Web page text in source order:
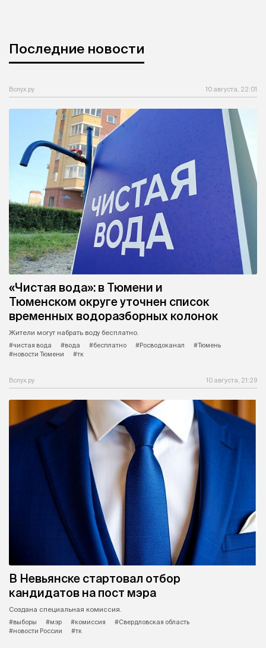
Последние новости
Вслух.ру 10 августа, 22:01
«Чистая вода»: в Тюмени и
Тюменском округе уточнен список
временных водоразборных колонок
Жители могут набрать воду бесплатно.
#чистая вода
#вода #бесплатно #Росводоканал
#Тюмень
#новости Тюмени
#тк
Вслух.ру 10 августа, 21:29
В Невьянске стартовал отбор
кандидатов на пост мэра
Создана специальная комиссия.
#выборы
#мэр #комиссия
#Свердловская область
#новости России
#тк